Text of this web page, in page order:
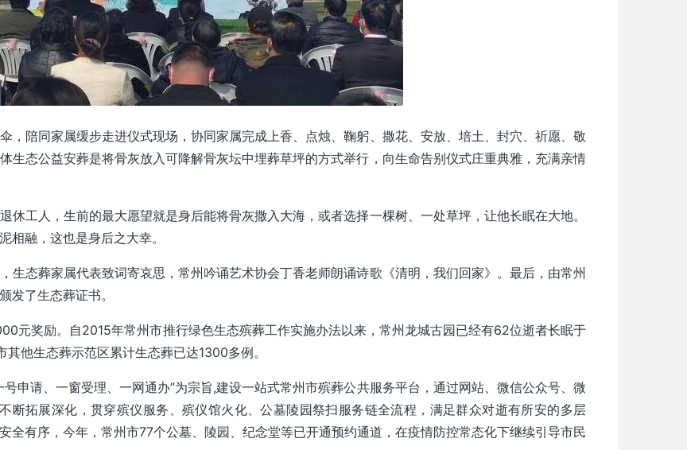
，陪同家属缓步走进仪式现场，协同家属完成上香、点烛、鞠躬、撒花、安放、培土、封穴、祈愿、敬
生态公益安葬是将骨灰放入可降解骨灰坛中埋葬草坪的方式举行，向生命告别仪式庄重典雅，充满亲情
休工人，生前的最大愿望就是身后能将骨灰撒入大海，或者选择一棵树、一处草坪，让他长眠在大地。
相融，这也是身后之大幸。
生态葬家属代表致词寄哀思，常州吟诵艺术协会丁香老师朗诵诗歌《清明，我们回家》。最后，由常州
发了生态葬证书。
元奖励。自2015年常州市推行绿色生态殡葬工作实施办法以来，常州龙城古园已经有62位逝者长眠于
他生态葬示范区累计生态葬已达1300多例。
申请、一窗受理、一网通办”为宗旨,建设一站式常州市殡葬公共服务平台，通过网站、微信公众号、微
断拓展深化，贯穿殡仪服务、殡仪馆火化、公墓陵园祭扫服务链全流程，满足群众对逝有所安的多层
全有序，今年，常州市77个公墓、陵园、纪念堂等已开通预约通道，在疫情防控常态化下继续引导市民